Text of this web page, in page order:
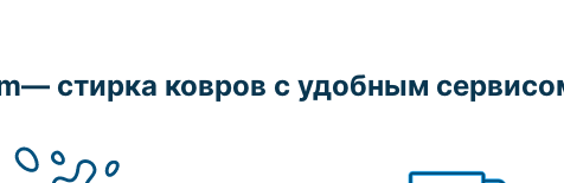
стирка ковров с удобным